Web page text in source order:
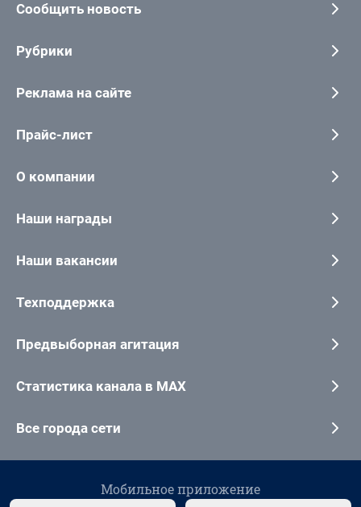
Сообщить новость
Рубрики
Реклама на сайте
Прайс-лист
О компании
Наши награды
Наши вакансии
Техподдержка
Предвыборная агитация
Статистика канала в MAX
Все города сети
Мобильное приложение